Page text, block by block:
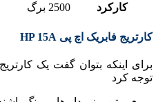
کارکرد
2500 برگ
کارتریج فابریک اچ پی HP 15A
برای اینکه بتوان گفت یک
توجه کرد